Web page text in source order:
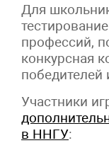
Для
профессий,
конкурсная
победителей
Участники
в ННГУ: